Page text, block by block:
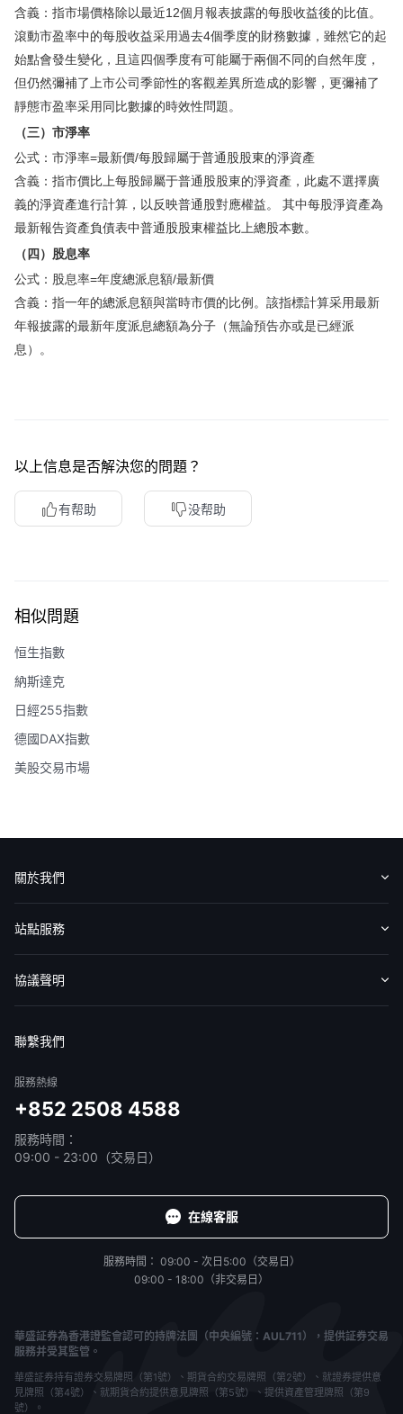
含義：指市場價格除以最近12個月報表披露的每股收益後的比值。
滾動市盈率中的每股收益采用過去4個季度的財務數據，雖然它的起
始點會發生變化，且這四個季度有可能屬于兩個不同的自然年度，
但仍然彌補了上市公司季節性的客觀差異所造成的影響，更彌補了
靜態市盈率采用同比數據的時效性問題。
（三）市淨率
公式：市淨率=最新價/每股歸屬于普通股股東的淨資產
含義：指市價比上每股歸屬于普通股股東的淨資產，此處不選擇廣
義的淨資產進行計算，以反映普通股對應權益。 其中每股淨資產為
最新報告資產負債表中普通股股東權益比上總股本數。
（四）股息率
公式：股息率=年度總派息額/最新價
含義：指一年的總派息額與當時市價的比例。該指標計算采用最新
年報披露的最新年度派息總額為分子（無論預告亦或是已經派
息）。
以上信息是否解決您的問題？
有帮助 没帮助
相似問題
恒生指數
納斯達克
日經255指數
德國DAX指數
美股交易市場
關於我們
認識華盛
媒體報導
意見反饋
站點服務
收費標準
交易工具
幫助中心
協議聲明
聯繫我們
服務熱線
+852 2508 4588
服務時間：
09:00 - 23:00（交易日）
在線客服
服務時間： 09:00 - 次日5:00（交易日）
09:00 - 18:00（非交易日）
華盛証券為香港證監會認可的持牌法團（中央編號：AUL711），提供証券交易
服務并受其監管。
華盛証券持有證券交易牌照（第1號）、期貨合約交易牌照（第2號）、就證券提供意
見牌照（第4號）、就期貨合約提供意見牌照（第5號）、提供資產管理牌照（第9
號）。